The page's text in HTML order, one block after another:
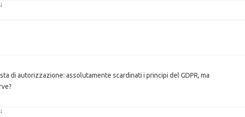
↓
di autorizzazione: assolutamente scardinati i principi del GDPR, ma
↓